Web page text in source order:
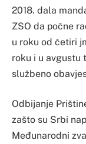
2018. dala
ZSO da počne
u roku od četiri
roku i u avgustu
službeno
Odbijanje
zašto su Srbi
Međunarodni